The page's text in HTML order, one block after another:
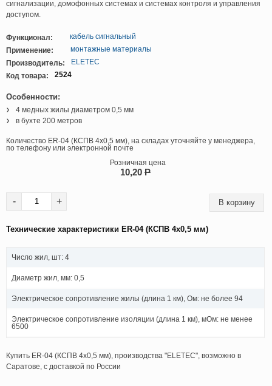
сигнализации, домофонных системах и системах контроля и управления
доступом.
Функционал:
кабель сигнальный
Применение:
монтажные материалы
Производитель:
ELETEC
Код товара:
2524
Особенности:
4 медных жилы диаметром 0,5 мм
в бухте 200 метров
Количество ER-04 (КСПВ 4х0,5 мм), на складах уточняйте у менеджера,
по телефону или электронной почте
Розничная цена
10,20 P
- +
Технические характеристики ER-04 (КСПВ 4х0,5 мм)
Число жил, шт: 4
Диаметр жил, мм: 0,5
Электрическое сопротивление жилы (длина 1 км), Ом: не более 94
Электрическое сопротивление изоляции (длина 1 км), мОм: не менее
6500
Купить ER-04 (КСПВ 4х0,5 мм), производства "ELETEC", возможно в
Саратове, с доставкой по России